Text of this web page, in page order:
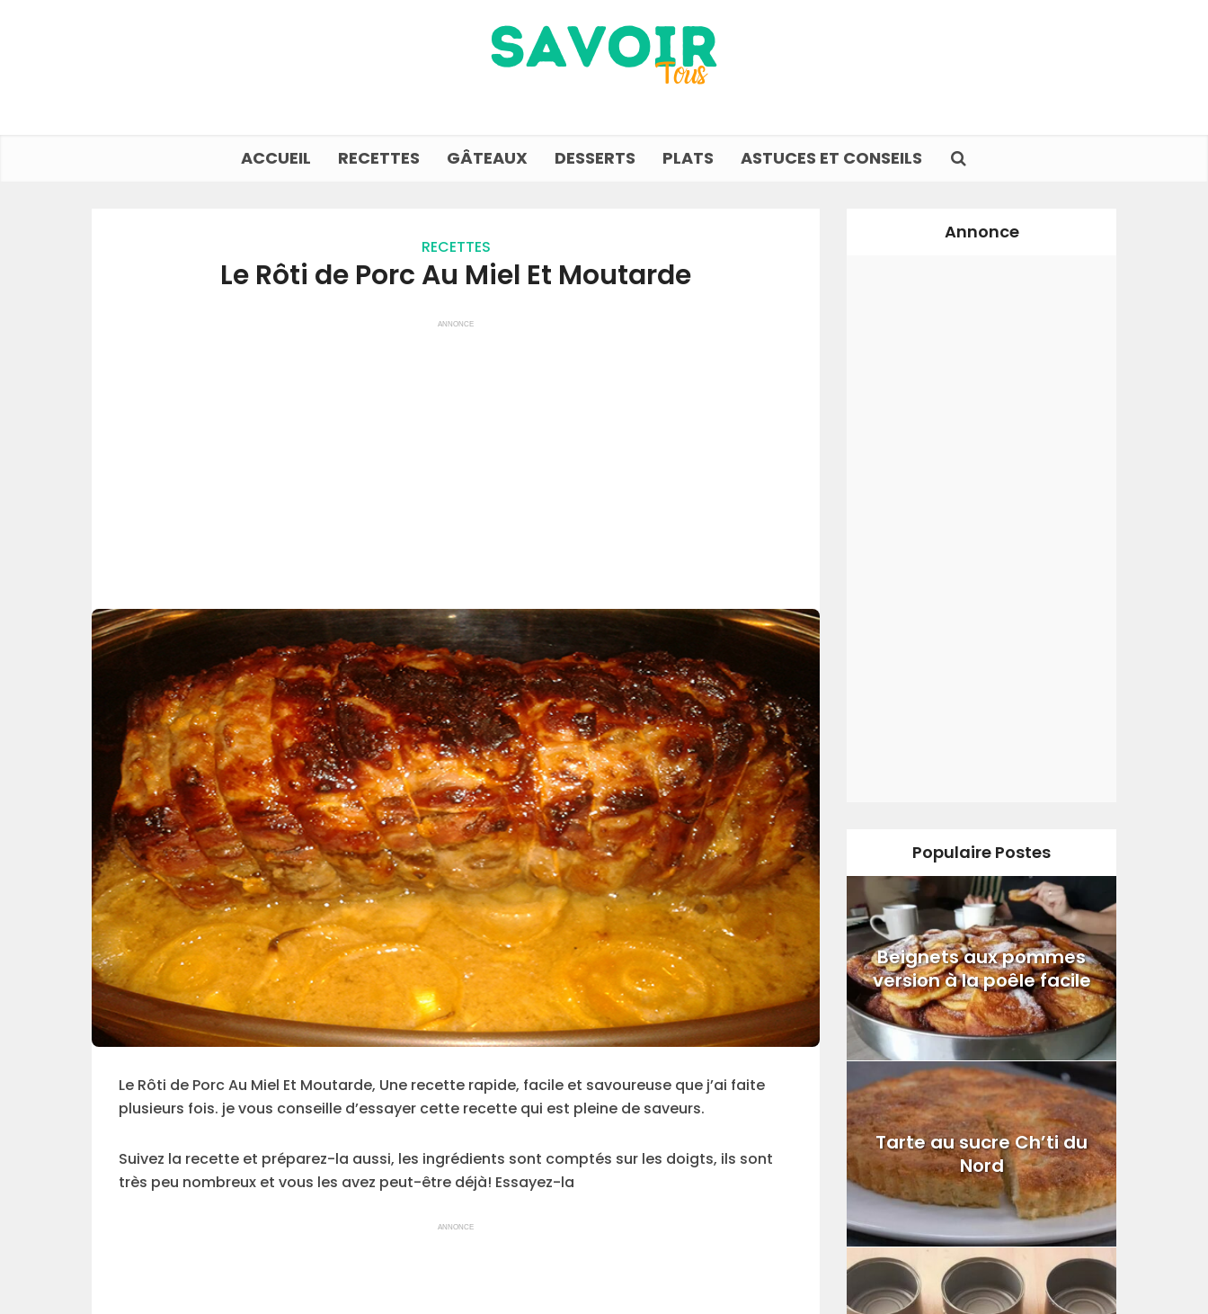
ACCUEIL RECETTES GÂTEAUX DESSERTS PLATS ASTUCES ET CONSEILS
RECETTES
Le Rôti de Porc Au Miel Et Moutarde
ANNONCE
Le Rôti de Porc Au Miel Et Moutarde, Une recette rapide, facile et savoureuse que j’ai faite
plusieurs fois. je vous conseille d’essayer cette recette qui est pleine de saveurs.
Suivez la recette et préparez-la aussi, les ingrédients sont comptés sur les doigts, ils sont
très peu nombreux et vous les avez peut-être déjà! Essayez-la
ANNONCE
Annonce
Populaire Postes
Beignets aux pommes
version à la poêle facile
Tarte au sucre Ch’ti du
Nord